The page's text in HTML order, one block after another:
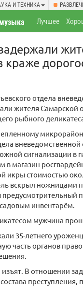
И ТЕХНИКА
Лучшее
отдела
жителя Самарской
рыбного
сигнализации в
магазин
икры стоимостью
вскрыл ножницами
инвентарём.
мужчина
35-летнего
часть органов
В отношении